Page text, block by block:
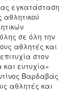
εγκατάσταση
σε όλη την
αθλητές και
στον
ευτυχία»
Βαρδαβάς
αθλητές και